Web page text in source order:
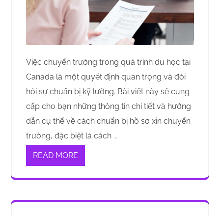
Việc chuyển trường trong quá trình du học tại
Canada là một quyết định quan trọng và đòi
hỏi sự chuẩn bị kỹ lưỡng. Bài viết này sẽ cung
cấp cho bạn những thông tin chi tiết và hướng
dẫn cụ thể về cách chuẩn bị hồ sơ xin chuyển
trường, đặc biệt là cách …
READ MORE